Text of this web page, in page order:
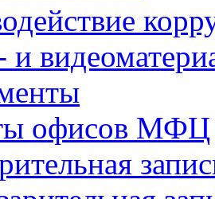
и
офисов МФЦ